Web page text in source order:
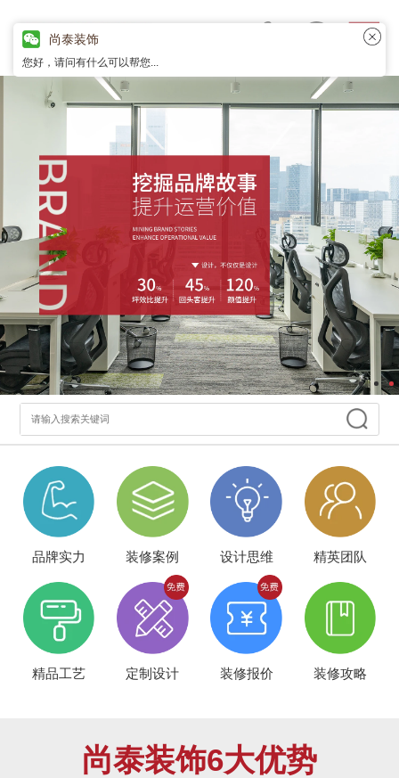
品牌实力 装修案例 设计思维 精英团队
精品工艺 定制设计 装修报价 装修攻略
尚泰装饰6大优势
尚泰装饰
您好，请问有什么可以帮您...